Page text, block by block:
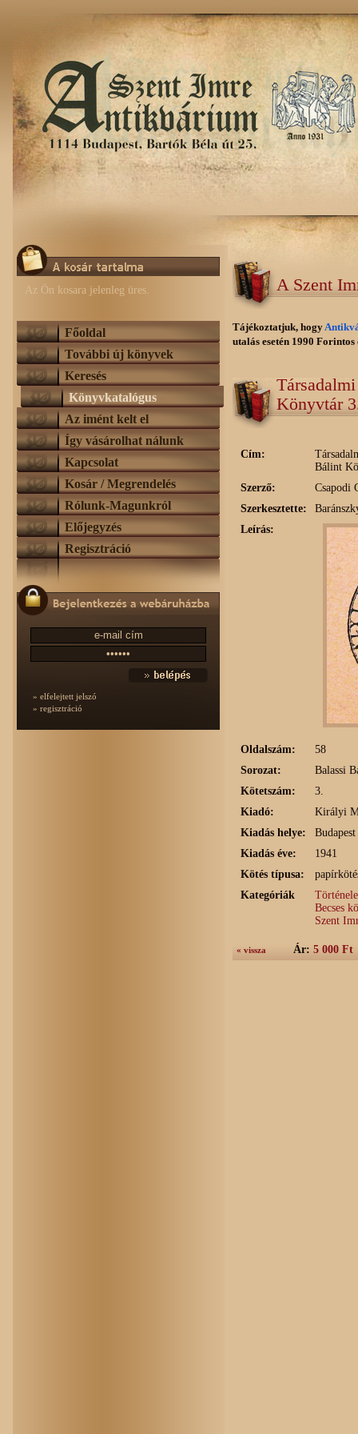
Az Ön kosara jelenleg üres.
Főoldal
További új könyvek
Keresés
Könyvkatalógus
Az imént kelt el
Így vásárolhat nálunk
Kapcsolat
Kosár / Megrendelés
Rólunk-Magunkról
Előjegyzés
Regisztráció
» elfelejtett jelszó
» regisztráció
A Szent
Tájékoztatjuk, hogy
utalás esetén 1990
Könyvtár
Cím:
Bálint
Szerző:
Csapodi
Szerkesztette:
Leírás:
Oldalszám:
58
Sorozat:
Balassi
Kötetszám:
3.
Kiadó:
Királyi
Kiadás helye:
Budapest
Kiadás éve:
1941
Kötés típusa:
Kategóriák
Becses
Szent
« vissza Ár: 5 000 Ft